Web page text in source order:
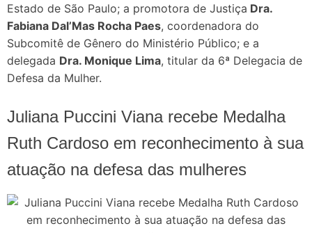
Estado de São Paulo; a promotora de Justiça Dra.
Fabiana Dal’Mas Rocha Paes, coordenadora do
Subcomitê de Gênero do Ministério Público; e a
delegada Dra. Monique Lima, titular da 6ª Delegacia de
Defesa da Mulher.
Juliana Puccini Viana recebe Medalha
Ruth Cardoso em reconhecimento à sua
atuação na defesa das mulheres